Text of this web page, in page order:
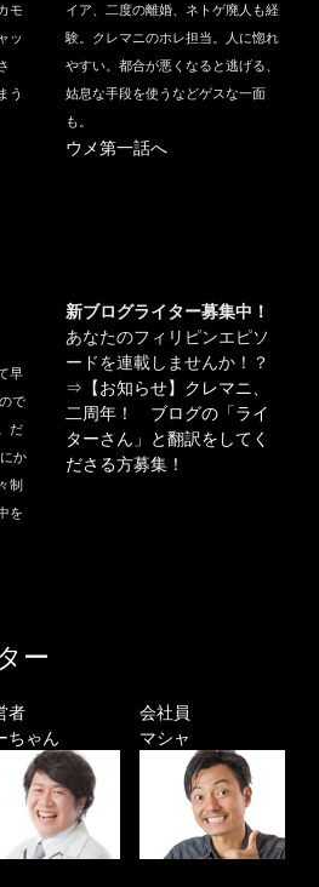
モ
ッ
う
イア、二度の離婚、ネトゲ廃人も経
験。クレマニのホレ担当。人に惚れ
やすい。都合が悪くなると逃げる、
姑息な手段を使うなどゲスな一面
も。
ウメ第一話へ
早
で
だ
か
制
を
新ブログライター募集中！
あなたのフィリピンエピソ
ードを連載しませんか！？
⇒ 【お知らせ】クレマニ、
二周年！ ブログの「ライ
ターさん」と翻訳をしてく
ださる方募集！
ー
者
ちゃん
会社員
マシャ